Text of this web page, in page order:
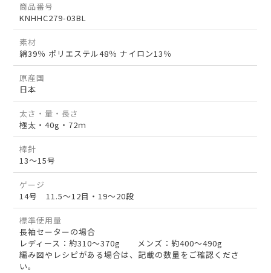
商品番号
KNHHC279-03BL
素材
綿39％ ポリエステル48％ ナイロン13％
原産国
日本
太さ・量・長さ
極太・40g・72ｍ
棒針
13～15号
ゲージ
14号 11.5～12目・19～20段
標準使用量
長袖セーターの場合
レディース：約310～370g メンズ：約400～490g
編み図やレシピがある場合は、記載の数量をご確認くださ
い。